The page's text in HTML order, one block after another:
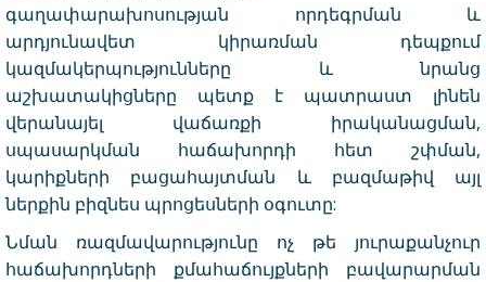
գաղափարախոսության որդեգրման և
արդյունավետ կիրառման դեպքում
կազմակերպությունները և նրանց
աշխատակիցները պետք է պատրաստ լինեն
վերանայել վաճառքի իրականացման,
սպասարկման հաճախորդի հետ շփման,
կարիքների բացահայտման և բազմաթիվ այլ
ներքին բիզնես պրոցեսների օգուտը:
Նման ռազմավարությունը ոչ թե յուրաքանչուր
հաճախորդների քմահաճույքների բավարարման